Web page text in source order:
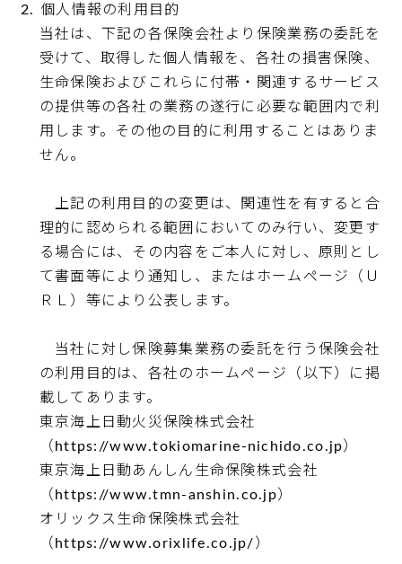
個人情報の利用目的
当社は、下記の各保険会社より保険業務の委託を
受けて、取得した個人情報を、各社の損害保険、
生命保険およびこれらに付帯・関連するサービス
の提供等の各社の業務の遂行に必要な範囲内で利
用します。その他の目的に利用することはありま
せん。
上記の利用目的の変更は、関連性を有すると合
理的に認められる範囲においてのみ行い、変更す
る場合には、その内容をご本人に対し、原則とし
て書面等により通知し、またはホームページ（Ｕ
ＲＬ）等により公表します。
当社に対し保険募集業務の委託を行う保険会社
の利用目的は、各社のホームページ（以下）に掲
載してあります。
東京海上日動火災保険株式会社
（https://www.tokiomarine-nichido.co.jp）
東京海上日動あんしん生命保険株式会社
（https://www.tmn-anshin.co.jp）
オリックス生命保険株式会社
（https://www.orixlife.co.jp/）